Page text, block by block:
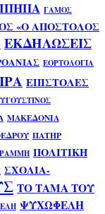
ΓΑΜΟΣ
«Ο ΑΠΟΣΤΟΛΟΣ
ΕΚΔΗΛΩΣΕΙΣ
ΕΟΡΤΟΛΟΓΙΑ
ΕΠΙΣΤΟΛΕΣ
ΜΑΚΕΔΟΝΙΑ
ΠΑΤΗΡ
ΠΟΛΙΤΙΚΗ
ΣΧΟΛΙΑ-
ΤΟ ΤΑΜΑ ΤΟΥ
ΨΥΧΩΦΕΛΗ